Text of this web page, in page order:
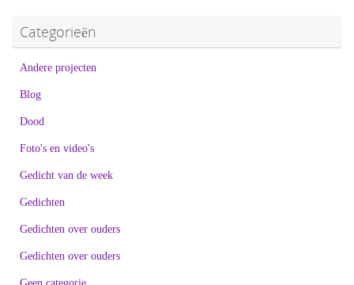
Categorieën
Andere projecten
Blog
Dood
Foto's en video's
Gedicht van de week
Gedichten
Gedichten over ouders
Gedichten over ouders
Geen categorie